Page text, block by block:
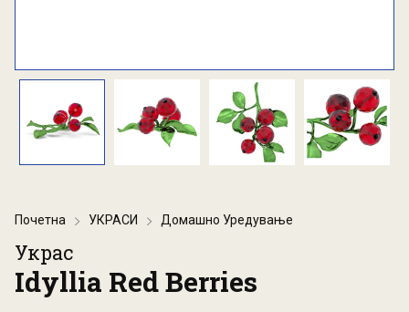
Почетна УКРАСИ Домашно Уредување
Украс
Idyllia Red Berries